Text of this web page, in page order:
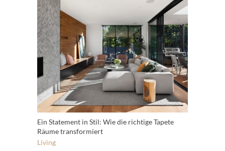
Ein Statement in Stil: Wie die richtige Tapete
Räume transformiert
Living